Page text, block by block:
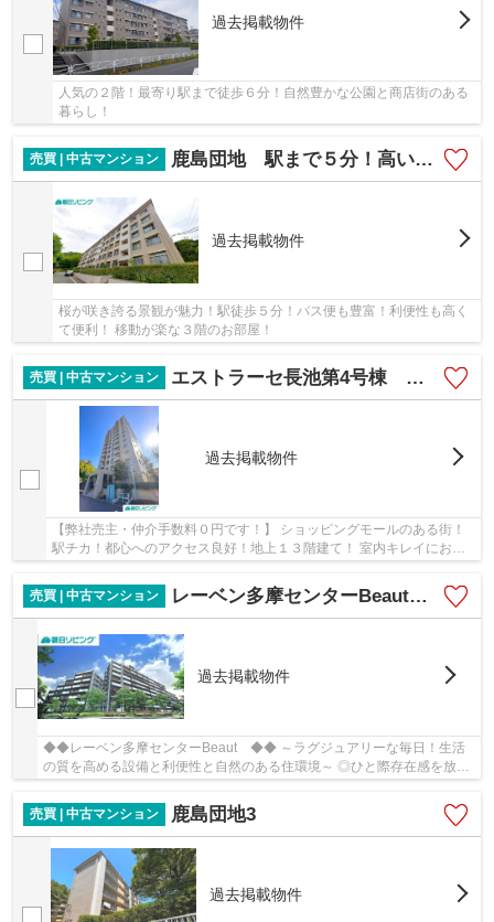
過去掲載物件
人気の２階！最寄り駅まで徒歩６分！自然豊かな公園と商店街のある
暮らし！
売買 | 中古マンション 鹿島団地 駅まで５分！高い利便性とキレイな景観が魅力！
過去掲載物件
桜が咲き誇る景観が魅力！駅徒歩５分！バス便も豊富！利便性も高く
て便利！ 移動が楽な３階のお部屋！
売買 | 中古マンション エストラーセ長池第4号棟 駅チカでもこの広さ！前室付きの贅沢な住まい！
過去掲載物件
【弊社売主・仲介手数料０円です！】 ショッピングモールのある街！
駅チカ！都心へのアクセス良好！地上１３階建て！ 室内キレイにお使
売買 | 中古マンション
レーベン多摩センターBeaut 上質で優雅な佇まい！
過去掲載物件
◆◆レーベン多摩センターBeaut ◆◆ ～ラグジュアリーな毎日！生活
の質を高める設備と利便性と自然のある住環境～ ◎ひと際存在感を放つ
優雅な外観とホテルライクな設備！ ◎毎日が特別に...
売買 | 中古マンション
鹿島団地3
過去掲載物件